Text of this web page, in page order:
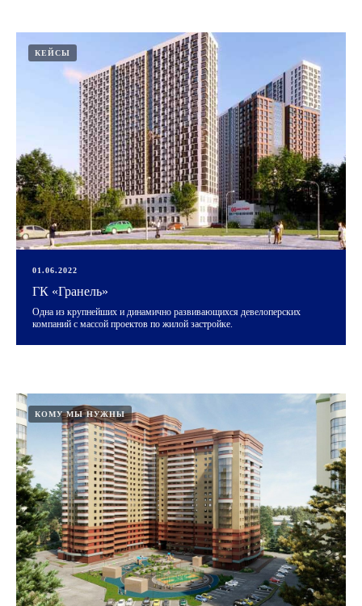
КЕЙСЫ
01.06.2022
ГК «Гранель»
Одна из крупнейших и динамично развивающихся девелоперских
компаний с массой проектов по жилой застройке.
КОМУ МЫ НУЖНЫ